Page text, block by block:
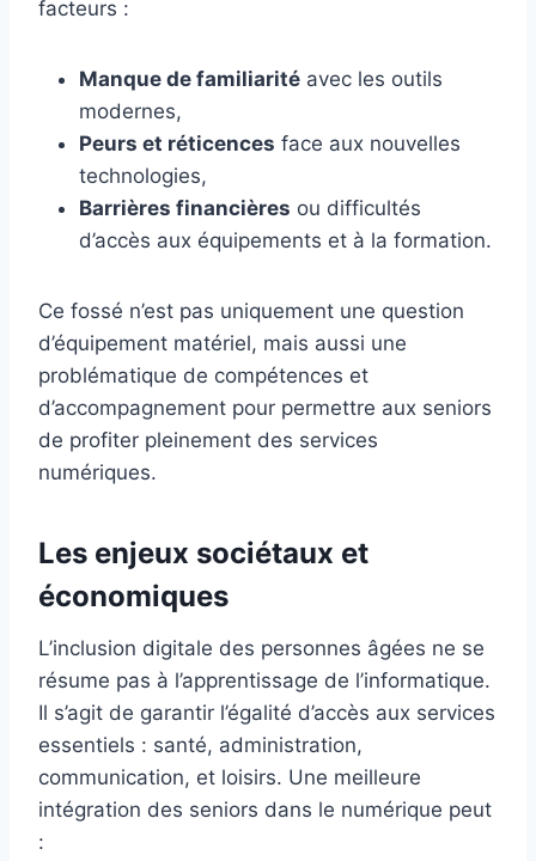
facteurs :
Manque de familiarité avec les outils
modernes,
Peurs et réticences face aux nouvelles
technologies,
Barrières financières ou difficultés
d’accès aux équipements et à la formation.
Ce fossé n’est pas uniquement une question
d’équipement matériel, mais aussi une
problématique de compétences et
d’accompagnement pour permettre aux seniors
de profiter pleinement des services
numériques.
Les enjeux sociétaux et
économiques
L’inclusion digitale des personnes âgées ne se
résume pas à l’apprentissage de l’informatique.
Il s’agit de garantir l’égalité d’accès aux services
essentiels : santé, administration,
communication, et loisirs. Une meilleure
intégration des seniors dans le numérique peut
: